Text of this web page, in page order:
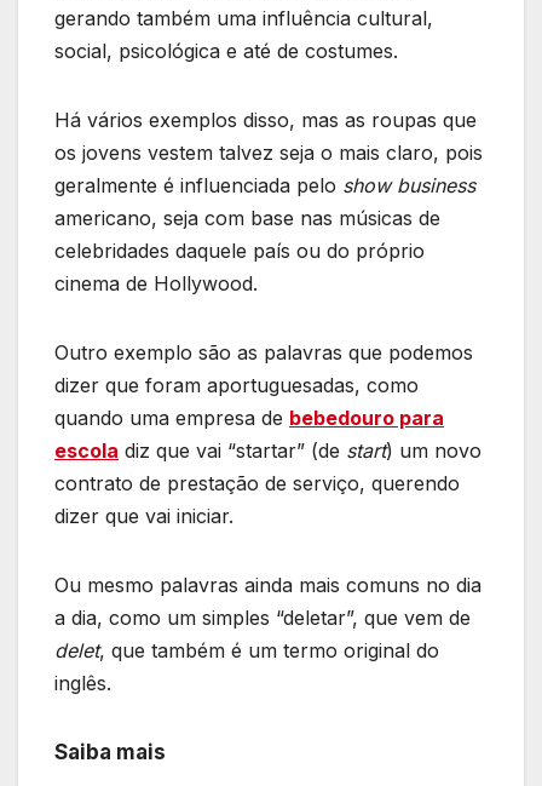
gerando também uma influência cultural,
social, psicológica e até de costumes.
Há vários exemplos disso, mas as roupas que
os jovens vestem talvez seja o mais claro, pois
geralmente é influenciada pelo show business
americano, seja com base nas músicas de
celebridades daquele país ou do próprio
cinema de Hollywood.
Outro exemplo são as palavras que podemos
dizer que foram aportuguesadas, como
quando uma empresa de bebedouro para
escola diz que vai “startar” (de start) um novo
contrato de prestação de serviço, querendo
dizer que vai iniciar.
Ou mesmo palavras ainda mais comuns no dia
a dia, como um simples “deletar”, que vem de
delet, que também é um termo original do
inglês.
Saiba mais